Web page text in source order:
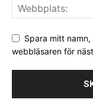
Spara mitt
webbläsaren för